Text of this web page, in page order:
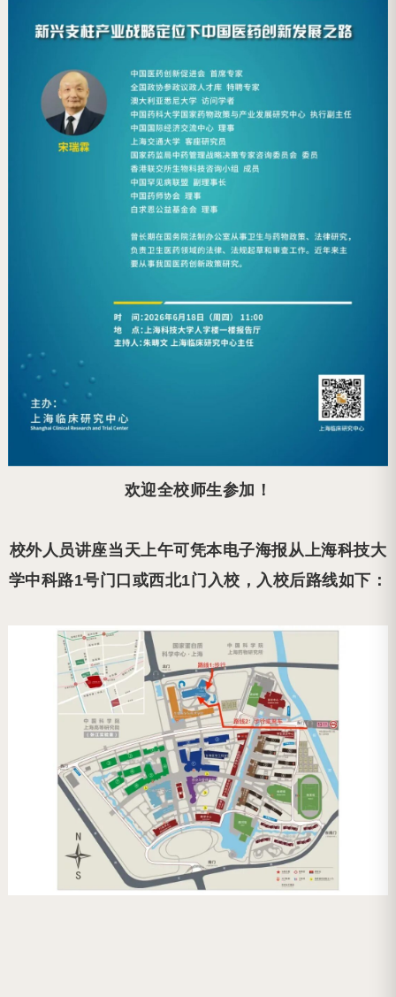
欢迎全校师生参加！
校外人员讲座当天上午可凭本电子海报从上海科技大
学中科路1号门口或西北1门 入校，入校后路线如下：